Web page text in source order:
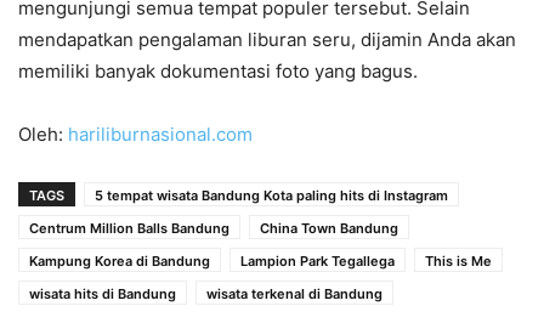
mengunjungi semua tempat populer tersebut. Selain
mendapatkan pengalaman liburan seru, dijamin Anda akan
memiliki banyak dokumentasi foto yang bagus.
Oleh: hariliburnasional.com
TAGS
5 tempat wisata Bandung Kota paling hits di Instagram
Centrum Million Balls Bandung
China Town Bandung
Kampung Korea di Bandung
Lampion Park Tegallega
This is Me
wisata hits di Bandung
wisata terkenal di Bandung